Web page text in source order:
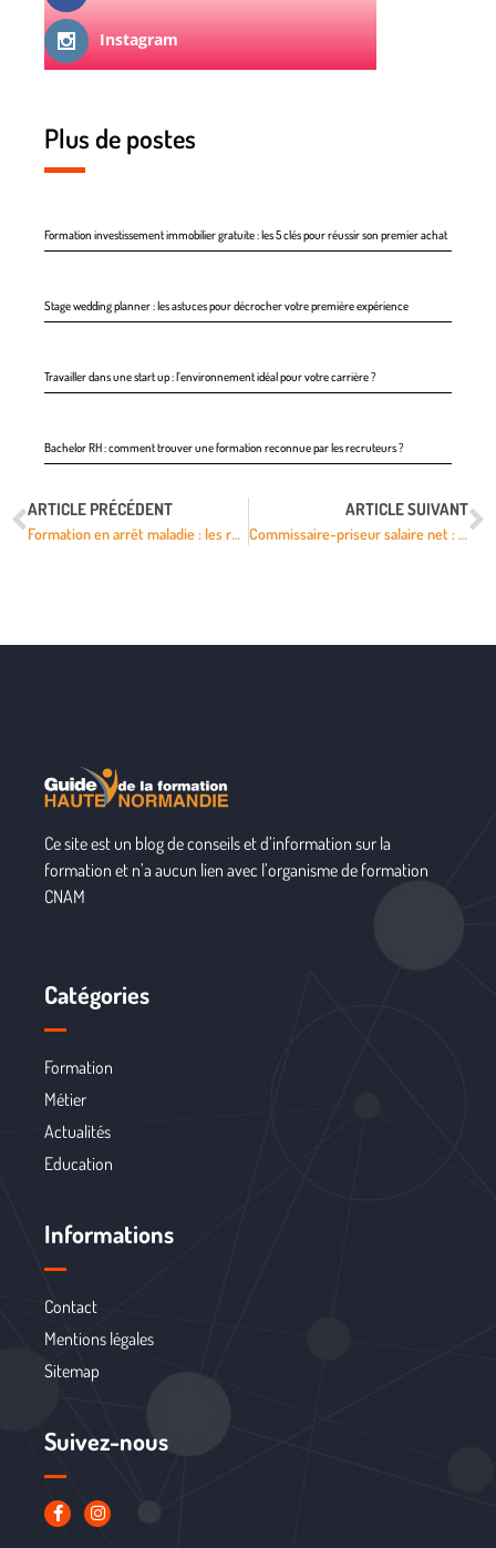
Instagram
Plus de postes
Formation investissement immobilier gratuite : les 5 clés pour réussir son premier achat
Stage wedding planner : les astuces pour décrocher votre première expérience
Travailler dans une start up : l’environnement idéal pour votre carrière ?
Bachelor RH : comment trouver une formation reconnue par les recruteurs ?
ARTICLE PRÉCÉDENT
Formation en arrêt maladie : les règles à connaître pour se former sereinement
ARTICLE SUIVANT
Commissaire-priseur salaire net : quelle évolution selon le type de carrière
Ce site est un blog de conseils et d’information sur la
formation et n’a aucun lien avec l’organisme de formation
CNAM
Catégories
Formation
Métier
Actualités
Education
Informations
Contact
Mentions légales
Sitemap
Suivez-nous